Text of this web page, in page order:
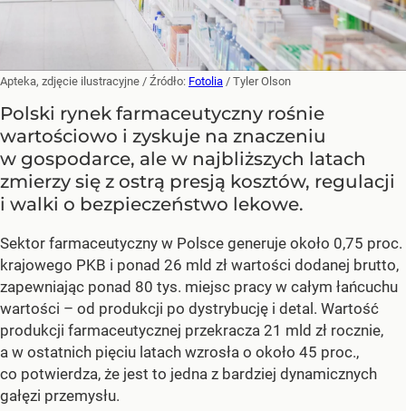
Apteka, zdjęcie ilustracyjne / Źródło: Fotolia / Tyler Olson
Polski rynek farmaceutyczny rośnie
wartościowo i zyskuje na znaczeniu
w gospodarce, ale w najbliższych latach
zmierzy się z ostrą presją kosztów, regulacji
i walki o bezpieczeństwo lekowe.
Sektor farmaceutyczny w Polsce generuje około 0,75 proc.
krajowego PKB i ponad 26 mld zł wartości dodanej brutto,
zapewniając ponad 80 tys. miejsc pracy w całym łańcuchu
wartości – od produkcji po dystrybucję i detal. Wartość
produkcji farmaceutycznej przekracza 21 mld zł rocznie,
a w ostatnich pięciu latach wzrosła o około 45 proc.,
co potwierdza, że jest to jedna z bardziej dynamicznych
gałęzi przemysłu.